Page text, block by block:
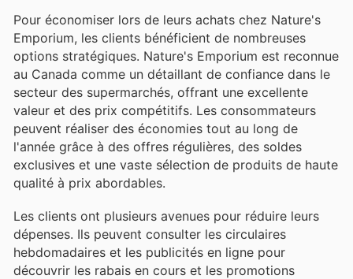
Pour économiser lors de leurs achats chez Nature's
Emporium, les clients bénéficient de nombreuses
options stratégiques. Nature's Emporium est reconnue
au Canada comme un détaillant de confiance dans le
secteur des supermarchés, offrant une excellente
valeur et des prix compétitifs. Les consommateurs
peuvent réaliser des économies tout au long de
l'année grâce à des offres régulières, des soldes
exclusives et une vaste sélection de produits de haute
qualité à prix abordables.
Les clients ont plusieurs avenues pour réduire leurs
dépenses. Ils peuvent consulter les circulaires
hebdomadaires et les publicités en ligne pour
découvrir les rabais en cours et les promotions